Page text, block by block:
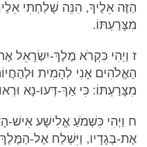
הַזֶּה אֵלֶיךָ, הִנֵּה שָׁלַחְתִּי
מִצָּרַעְתּוֹ.
ז וַיְהִי כִּקְרֹא מֶלֶךְ-יִשְׂרָאֵל
הַאֱלֹהִים אָנִי לְהָמִית
מִצָּרַעְתּוֹ: כִּי אַךְ-דְּעוּ-נָא
ח וַיְהִי כִּשְׁמֹעַ אֱלִישָׁע אִישׁ-
אֶת-בְּגָדָיו, וַיִּשְׁלַח אֶל-